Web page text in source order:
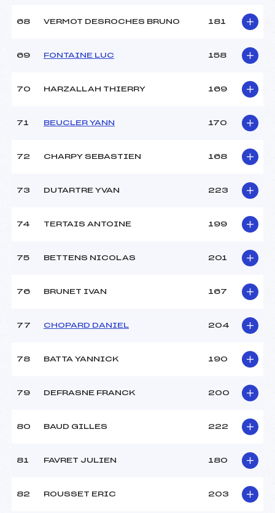
68 VERMOT DESROCHES BRUNO 181
69 FONTAINE LUC 158
70 HARZALLAH THIERRY 169
71 BEUCLER YANN 170
72 CHARPY SEBASTIEN 168
73 DUTARTRE YVAN 223
74 TERTAIS ANTOINE 199
75 BETTENS NICOLAS 201
76 BRUNET IVAN 167
77 CHOPARD DANIEL 204
78 BATTA YANNICK 190
79 DEFRASNE FRANCK 200
80 BAUD GILLES 222
81 FAVRET JULIEN 180
82 ROUSSET ERIC 203